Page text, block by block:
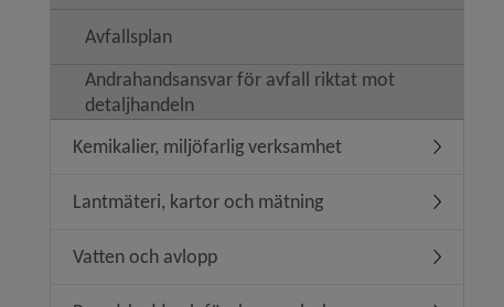
Avfallsplan
Andrahandsansvar för avfall riktat mot
detaljhandeln
Kemikalier, miljöfarlig verksamhet
Lantmäteri, kartor och mätning
Vatten och avlopp